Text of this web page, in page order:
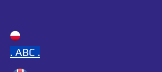
. ABC .